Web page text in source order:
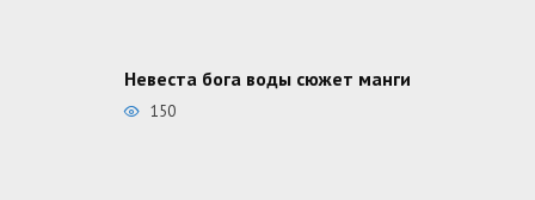
Невеста бога воды сюжет манги
150